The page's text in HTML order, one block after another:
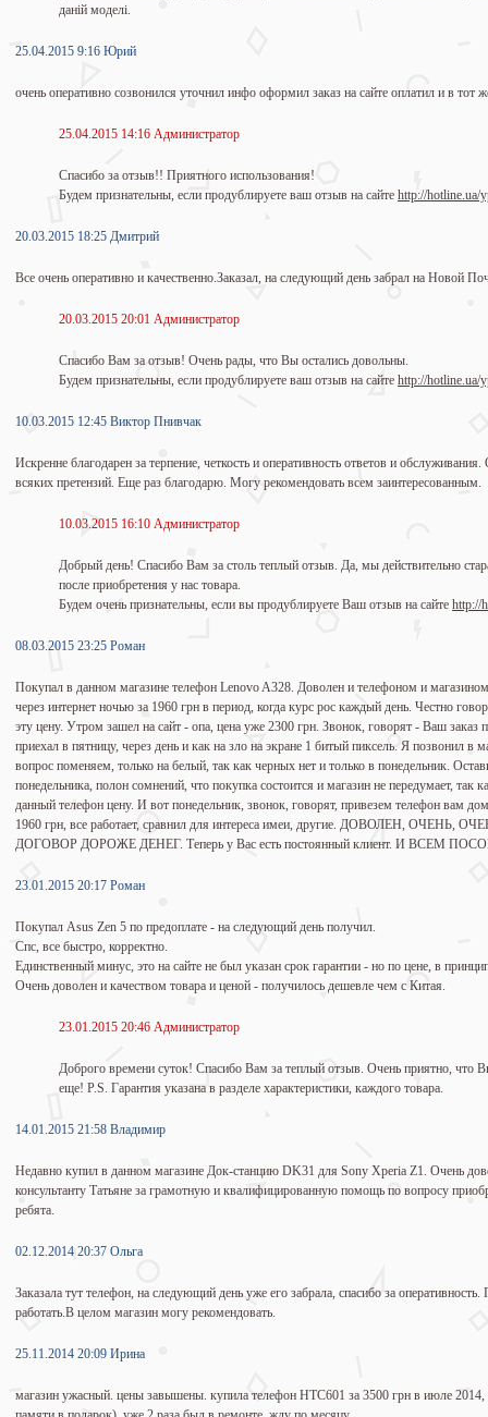
даній моделі.
25.04.2015 9:16 Юрий
очень оперативно созвонился уточнил инфо оформил заказ на сайте оплатил и в тот
25.04.2015 14:16 Администратор
Спасибо за отзыв!! Приятного использования!
Будем признательны, если продублируете ваш отзыв на сайте http://hotline.ua/
20.03.2015 18:25 Дмитрий
Все очень оперативно и качественно.Заказал, на следующий день забрал на Новой
20.03.2015 20:01 Администратор
Спасибо Вам за отзыв! Очень рады, что Вы остались довольны.
Будем признательны, если продублируете ваш отзыв на сайте http://hotline.ua/
10.03.2015 12:45 Виктор Пнивчак
Искренне благодарен за терпение, четкость и оперативность ответов и
всяких претензий. Еще раз благодарю. Могу рекомендовать всем заинтересованным.
10.03.2015 16:10 Администратор
Добрый день! Спасибо Вам за столь теплый отзыв. Да, мы действительно
после приобретения у нас товара.
Будем очень признательны, если вы продублируете Ваш отзыв на сайте http://
08.03.2015 23:25 Роман
Покупал в данном магазине телефон Lenovo A328. Доволен и телефоном и
через интернет ночью за 1960 грн в период, когда курс рос каждый день. Честно
эту цену. Утром зашел на сайт - опа, цена уже 2300 грн. Звонок, говорят - Ваш заказ
приехал в пятницу, через день и как на зло на экране 1 битый пиксель. Я позвонил в
вопрос поменяем, только на белый, так как черных нет и только в понедельник.
понедельника, полон сомнений, что покупка состоится и магазин не передумает,
данный телефон цену. И вот понедельник, звонок, говорят, привезем телефон
1960 грн, все работает, сравнил для интереса имеи, другие. ДОВОЛЕН, ОЧЕНЬ,
ДОГОВОР ДОРОЖЕ ДЕНЕГ. Теперь у Вас есть постоянный клиент. И ВСЕМ
23.01.2015 20:17 Роман
Покупал Asus Zen 5 по предоплате - на следующий день получил.
Спс, все быстро, корректно.
Единственный минус, это на сайте не был указан срок гарантии - но по цене, в
Очень доволен и качеством товара и ценой - получилось дешевле чем с Китая.
23.01.2015 20:46 Администратор
Доброго времени суток! Спасибо Вам за теплый отзыв. Очень приятно, что
еще! P.S. Гарантия указана в разделе характеристики, каждого товара.
14.01.2015 21:58 Владимир
Недавно купил в данном магазине Док-станцию DK31 для Sony Xperia Z1. Очень
консультанту Татьяне за грамотную и квалифицированную помощь по вопросу
ребята.
02.12.2014 20:37 Ольга
Заказала тут телефон, на следующий день уже его забрала, спасибо за
работать.В целом магазин могу рекомендовать.
25.11.2014 20:09 Ирина
магазин ужасный. цены завышены. купила телефон HTC601 за 3500 грн в июле 2014,